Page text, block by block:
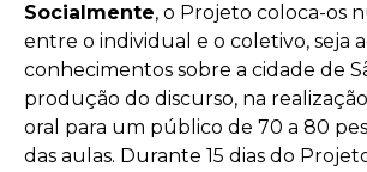
Socialmente, o Projeto coloca-os
entre o individual e o coletivo, seja
conhecimentos sobre a cidade de
produção do discurso, na
oral para um público de 70 a 80
das aulas. Durante 15 dias do